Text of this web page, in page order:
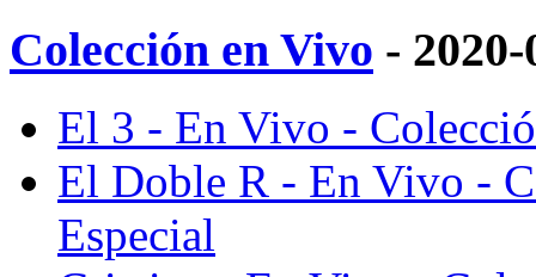
Colección en Vivo -
El 3 - En Vivo -
El Doble R - En Vivo -
Especial